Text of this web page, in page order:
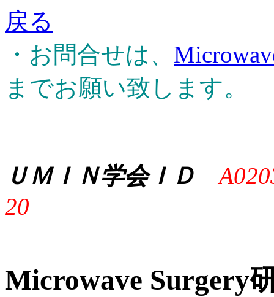
戻る
・お問合せは、
までお願い致します。
ＵＭＩＮ学会ＩＤ
20
Microwave Surgery